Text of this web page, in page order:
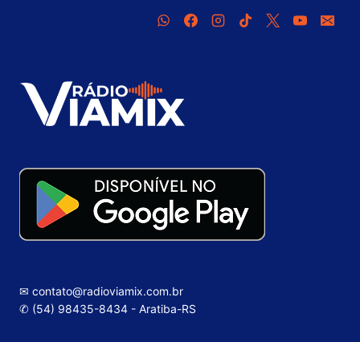
✉ contato@radioviamix.com.br
✆ (54) 98435-8434 - Aratiba-RS